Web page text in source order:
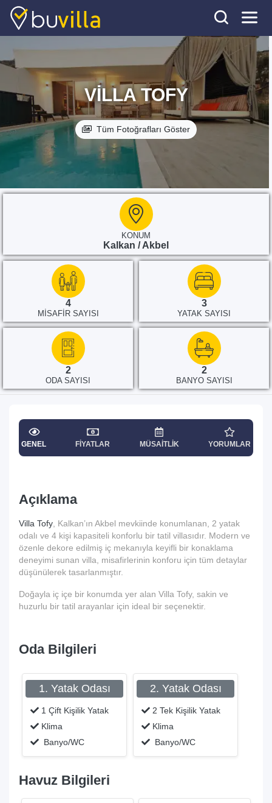
VILLA TOFY
Tüm Fotoğrafları Göster
KONUM
Kalkan / Akbel
4
MISAFIR SAYISI
3
YATAK SAYISI
2
ODA SAYISI
2
BANYO SAYISI
GENEL FIYATLAR MÜSAITLIK YORUMLAR
Açıklama
Villa Tofy , Kalkan’ın Akbel mevkiinde konumlanan, 2 yatak
odalı ve 4 kişi kapasiteli konforlu bir tatil villasıdır. Modern ve
özenle dekore edilmiş iç mekanıyla keyifli bir konaklama
deneyimi sunan villa, misafirlerinin konforu için tüm detaylar
düşünülerek tasarlanmıştır.
Doğayla iç içe bir konumda yer alan Villa Tofy, sakin ve
huzurlu bir tatil arayanlar için ideal bir seçenektir.
Oda Bilgileri
1. Yatak Odası
1 Çift Kişilik Yatak
Klima
Banyo/WC
2. Yatak Odası
2 Tek Kişilik Yatak
Klima
Banyo/WC
Havuz Bilgileri